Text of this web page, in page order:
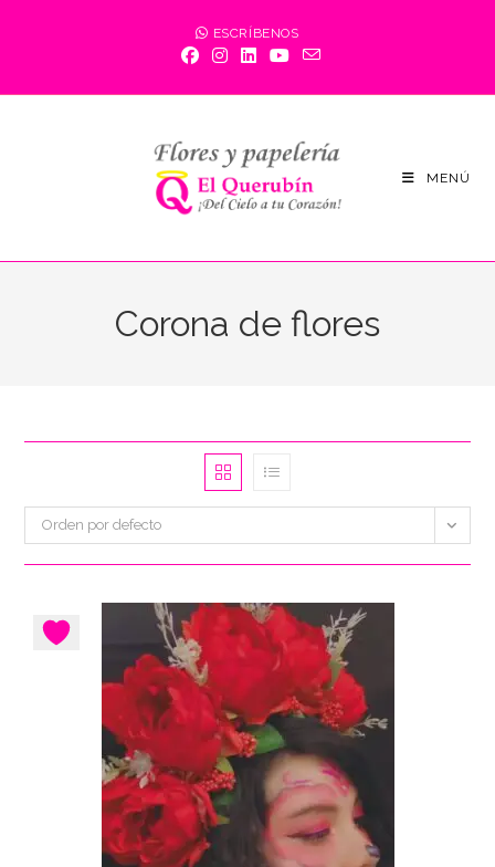
ESCRÍBENOS
MENÚ
Corona de flores
Orden por defecto